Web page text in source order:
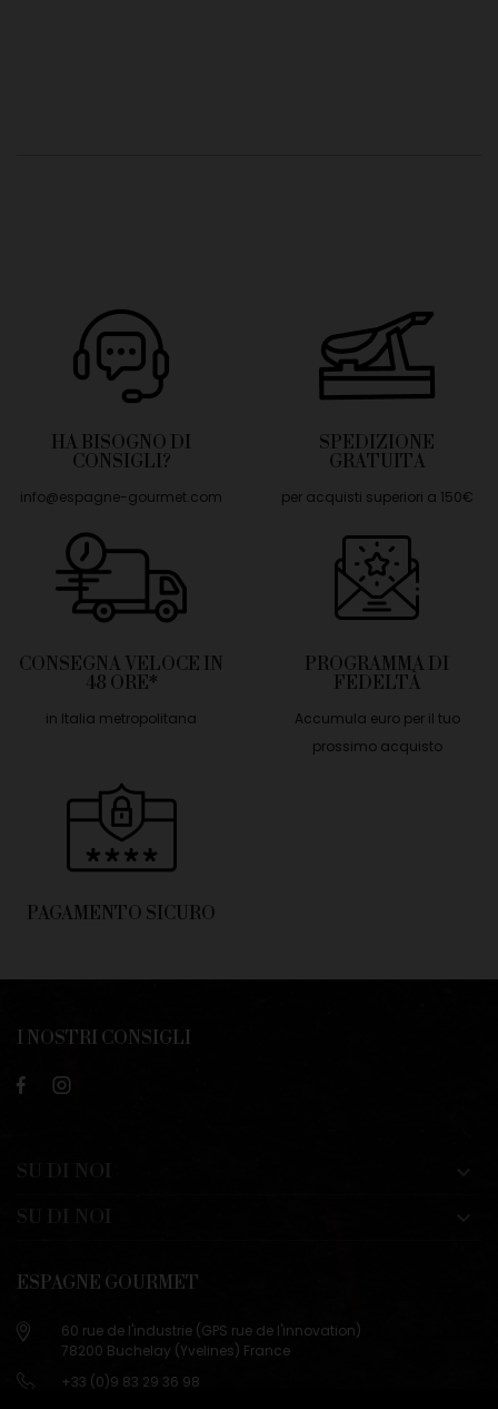
HA BISOGNO DI
CONSIGLI?
info@espagne-gourmet.com
SPEDIZIONE
GRATUITA
per acquisti superiori a 150€
CONSEGNA VELOCE IN
48 ORE*
in Italia metropolitana
PROGRAMMA DI
FEDELTÀ
Accumula euro per il tuo
prossimo acquisto
PAGAMENTO SICURO
I NOSTRI CONSIGLI
ESPAGNE GOURMET
60 rue de l'industrie (GPS rue de l'innovation)
78200 Buchelay (Yvelines) France
+33 (0)9 83 29 36 98